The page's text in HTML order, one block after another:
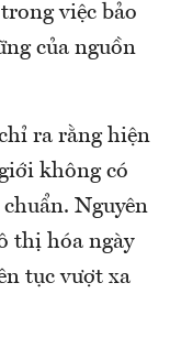
việc bảo
của nguồn
ra rằng hiện
không có
Nguyên
thị hóa ngày
tục vượt xa